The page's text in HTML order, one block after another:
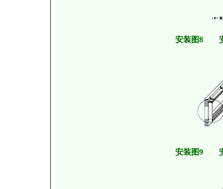
安装图8 安
安装图9